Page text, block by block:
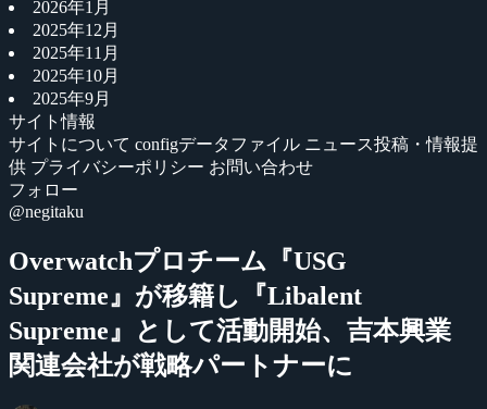
2026年1月
2025年12月
2025年11月
2025年10月
2025年9月
サイト情報
サイトについて configデータファイル ニュース投稿・情報提
供 プライバシーポリシー お問い合わせ
フォロー
@negitaku
Overwatchプロチーム『USG
Supreme』が移籍し『Libalent
Supreme』として活動開始、吉本興業
関連会社が戦略パートナーに